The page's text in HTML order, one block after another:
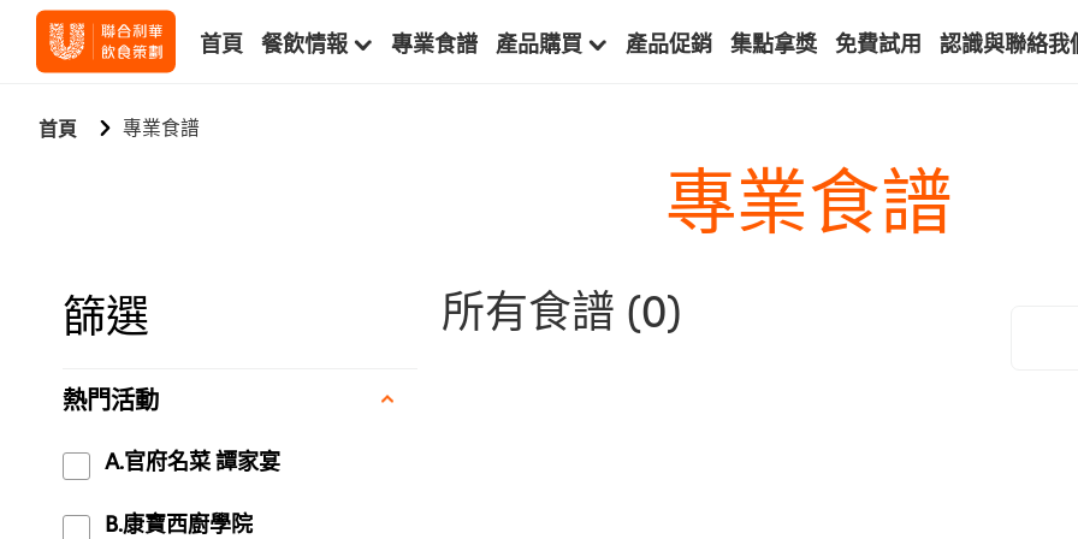
首頁 餐飲情報 專業食譜 產品購買 產品促銷 集點拿獎 免費試用 認識與聯絡我
首頁 專業食譜
專業食譜
篩選
熱門活動
A.官府名菜 譚家宴
B.康寶西廚學院
所有食譜 (0)